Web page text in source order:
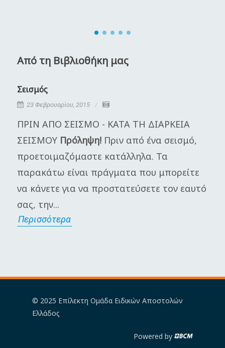
Από τη Βιβλιοθήκη μας
Σεισμός
23 Φεβρουαρίου, 2015
ΠΡΙΝ ΑΠΟ ΣΕΙΣΜΟ - ΚΑΤΑ ΤΗ ΔΙΑΡΚΕΙΑ
ΣΕΙΣΜΟΥ Πρόληψη! Πριν από ένα σεισμό,
προετοιμαζόμαστε κατάλληλα. Τα
παρακάτω είναι πράγματα που μπορείτε
να κάνετε για να προστατεύσετε τον εαυτό
σας, την...
Περισσότερα
© 2025 Επίλεκτη Ομάδα Ειδικών Αποστολών
Ελλάδος
Powered by